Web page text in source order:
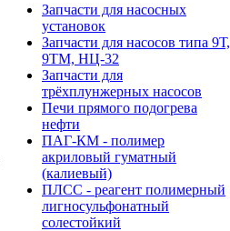
Запчасти для насосных
установок
Запчасти для насосов типа 9Т,
9ТМ, НЦ-32
Запчасти для
трёхплунжерных насосов
Печи прямого подогрева
нефти
ПАГ-КМ - полимер
акриловый гуматный
(калиевый)
ПЛСС - реагент полимерный
лигносульфонатный
солестойкий